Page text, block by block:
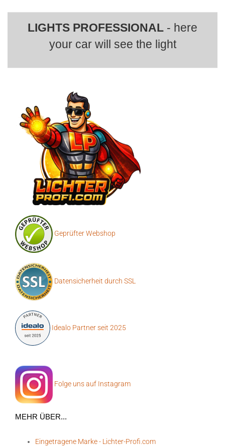
LIGHTS PROFESSIONAL - here
your car will see the light
Geprüfter Webshop
Datensicherheit durch SSL
Idealo Partner seit 2025
Folge uns auf Instagram
MEHR ÜBER...
Eingetragene Marke - Lichter-Profi.com